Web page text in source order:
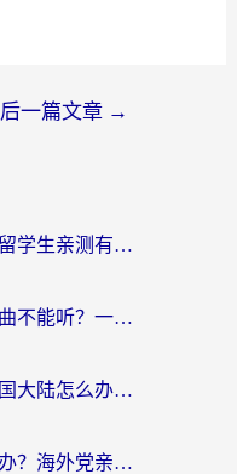
后一篇文章 →
在海外如何看哔哩哔哩？留学生亲测有效的回国加速指南
海外党必看：酷我很多歌曲不能听？一招解决优酷版权限制+B站地域问题！
酷我由于版权保护仅限中国大陆怎么办？海外党亲测有效的解锁指南
狼人杀国外地区限制怎么办？海外党亲测有效的全场景回国加速指南